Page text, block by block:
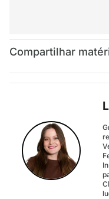
Compartilhar